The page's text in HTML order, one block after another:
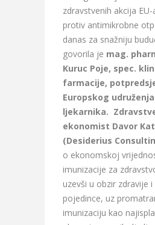
zdravstvenih akcija
protiv antimikrobne
danas za snažniju
govorila je mag.
Kuruc Poje, spec.
farmacije,
Europskog
ljekarnika.
ekonomist Davor
(Desiderius
o ekonomskoj
imunizacije za
uzevši u obzir zdravije
pojedince, uz
imunizaciju kao